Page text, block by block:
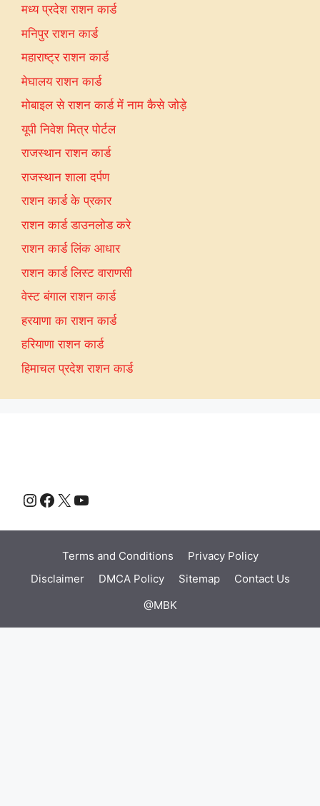
मध्य प्रदेश राशन कार्ड
मनिपुर राशन कार्ड
महाराष्ट्र राशन कार्ड
मेघालय राशन कार्ड
मोबाइल से राशन कार्ड में नाम कैसे जोड़े
यूपी निवेश मित्र पोर्टल
राजस्थान राशन कार्ड
राजस्थान शाला दर्पण
राशन कार्ड के प्रकार
राशन कार्ड डाउनलोड करे
राशन कार्ड लिंक आधार
राशन कार्ड लिस्ट वाराणसी
वेस्ट बंगाल राशन कार्ड
हरयाणा का राशन कार्ड
हरियाणा राशन कार्ड
हिमाचल प्रदेश राशन कार्ड
Instagram
Facebook
X YouTube
Terms and Conditions
Privacy Policy
Disclaimer
DMCA Policy Sitemap
Contact Us
@MBK